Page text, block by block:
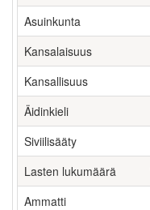
Asuinkunta
Kansalaisuus
Kansallisuus
Äidinkieli
Siviilisääty
Lasten lukumäärä
Ammatti